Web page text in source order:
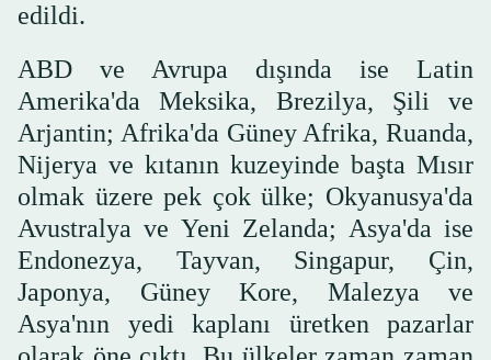
edildi.
ABD ve Avrupa dışında ise Latin
Amerika'da Meksika, Brezilya, Şili ve
Arjantin; Afrika'da Güney Afrika, Ruanda,
Nijerya ve kıtanın kuzeyinde başta Mısır
olmak üzere pek çok ülke; Okyanusya'da
Avustralya ve Yeni Zelanda; Asya'da ise
Endonezya, Tayvan, Singapur, Çin,
Japonya, Güney Kore, Malezya ve
Asya'nın yedi kaplanı üretken pazarlar